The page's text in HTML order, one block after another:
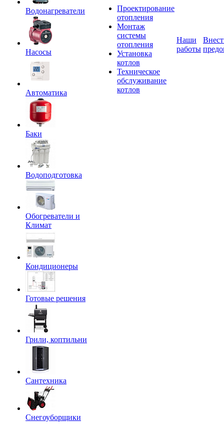
Водонагреватели
Насосы
Автоматика
Баки
Водоподготовка
Обогреватели и
Климат
Кондиционеры
Готовые решения
Грили, коптильни
Сантехника
Снегоуборщики
Проектирование
отопления
Монтаж
системы
отопления
Установка
котлов
Техническое
обслуживание
котлов
Наши
работы